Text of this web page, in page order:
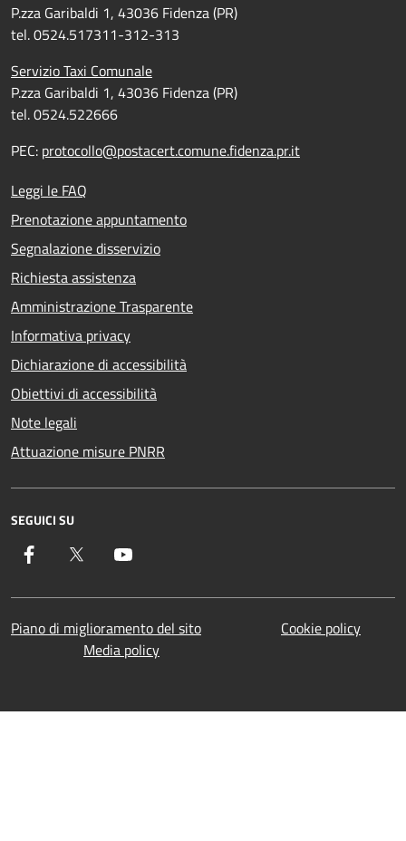
P.zza Garibaldi 1, 43036 Fidenza (PR)
tel. 0524.517311-312-313
Servizio Taxi Comunale
P.zza Garibaldi 1, 43036 Fidenza (PR)
tel. 0524.522666
PEC: protocollo@postacert.comune.fidenza.pr.it
Leggi le FAQ
Prenotazione appuntamento
Segnalazione disservizio
Richiesta assistenza
Amministrazione Trasparente
Informativa privacy
Dichiarazione di accessibilità
Obiettivi di accessibilità
Note legali
Attuazione misure PNRR
SEGUICI SU
Facebook Twitter
Piano di miglioramento del sito
Cookie policy
Media policy